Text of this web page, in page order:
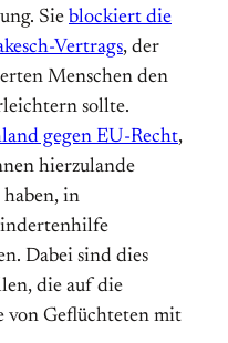
Sie blockiert die
Vertrags, der
Menschen den
sollte.
gegen EU-Recht,
hierzulande
haben, in
Dabei sind dies
die auf die
von Geflüchteten mit